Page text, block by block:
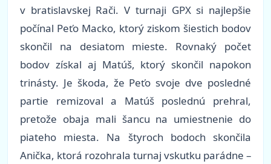
v bratislavskej Rači. V turnaji GPX si najlepšie
počínal Peťo Macko, ktorý ziskom šiestich bodov
skončil na desiatom mieste. Rovnaký počet
bodov získal aj Matúš, ktorý skončil napokon
trinásty. Je škoda, že Peťo svoje dve posledné
partie remizoval a Matúš poslednú prehral,
pretože obaja mali šancu na umiestnenie do
piateho miesta. Na štyroch bodoch skončila
Anička, ktorá rozohrala turnaj vskutku parádne –